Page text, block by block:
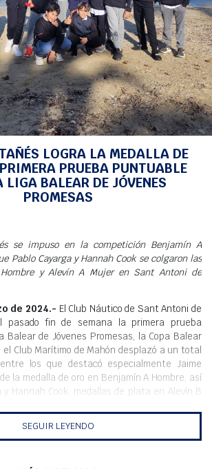
Meteo
> JAIME MONTAÑÉS LOGRA LA MEDALLA
PRUEBA PUNTUABLE PARA LA LIGA BALEAR DE
LOGRA LA MEDALLA DE
PRUEBA PUNTUABLE
LIGA BALEAR DE JÓVENES
PROMESAS
se impuso en la competición Benjamín A
Pablo Cayarga y Hannah Cook se colgaron las
y Alevín A Mujer en Sant Antoni de
de 2024.- El Club Náutico de Sant Antoni de
pasado fin de semana la primera prueba
Balear de Jóvenes Promesas, la Copa Balear
el Club Marítimo de Mahón desplazó a un total
los que destacó especialmente Jaime
la medalla de oro en Benjamín A Hombre, así
y Hannah Cook, medallas de plata en Alevín B
Palma, quién cedió parte de su material, por
SEGUIR LEYENDO